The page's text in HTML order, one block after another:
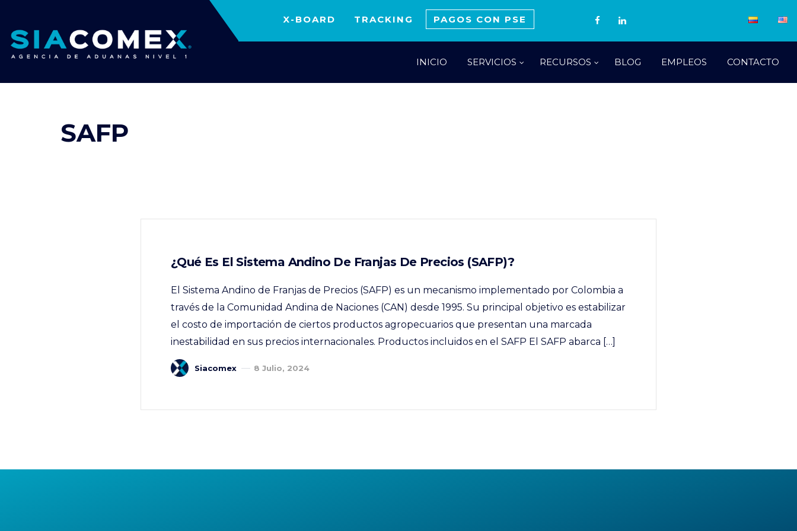
X-BOARD TRACKING PAGOS CON PSE
INICIO SERVICIOS RECURSOS BLOG EMPLEOS CONTACTO
SAFP
¿Qué Es El Sistema Andino De Franjas De Precios (SAFP)?
El Sistema Andino de Franjas de Precios (SAFP) es un mecanismo implementado por Colombia a
través de la Comunidad Andina de Naciones (CAN) desde 1995. Su principal objetivo es estabilizar
el costo de importación de ciertos productos agropecuarios que presentan una marcada
inestabilidad en sus precios internacionales. Productos incluidos en el SAFP El SAFP abarca […]
Siacomex 8 Julio, 2024